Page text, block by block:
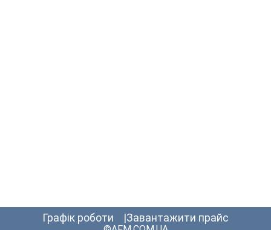
графік роботи Завантажити прайс